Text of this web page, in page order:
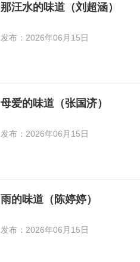
那汪水的味道（刘超涵）
发布：2026年06月15日
母爱的味道（张国济）
发布：2026年06月15日
雨的味道（陈婷婷）
发布：2026年06月15日